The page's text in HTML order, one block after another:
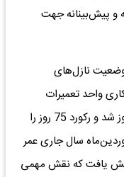
و پیش‌بینانه جهت
نازل‌های
واحد تعمیرات
موجب افزایش عمر سگمنت از 15 به 41 روز شد و رکورد 75 روز را
سال جاری عمر
به رکورد 108 روز افزایش یافت که نقش مهمی